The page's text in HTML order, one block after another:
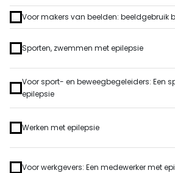
Voor makers van beelden: beeldgebruik
Sporten, zwemmen met epilepsie
Voor sport- en beweegbegeleiders: Een
epilepsie
Werken met epilepsie
Voor werkgevers: Een medewerker met